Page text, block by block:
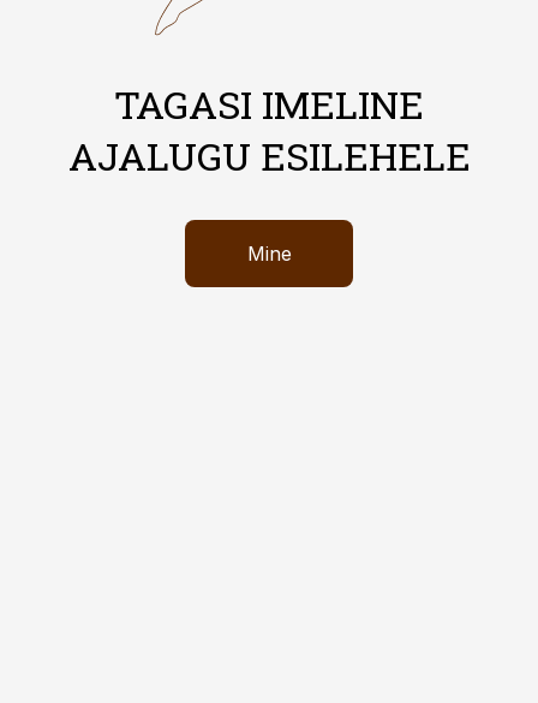
TAGASI IMELINE
AJALUGU ESILEHELE
Mine